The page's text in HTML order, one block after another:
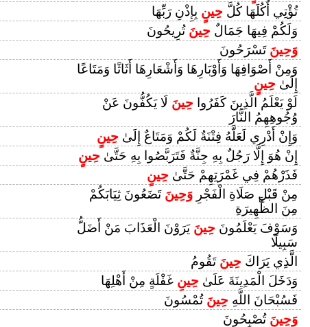
تُؤْتِي أُكُلَهَا كُلَّ حِينٍ بِإِذْنِ رَبِّهَا
وَلَكُمْ فِيهَا جَمَالٌ حِينَ تُرِيحُونَ
وَحِينَ تَسْرَحُونَ
وَمِنْ أَصْوَافِهَا وَأَوْبَارِهَا وَأَشْعَارِهَا أَثَاثًا وَمَتَاعًا
إِلَىٰ حِينٍ
لَوْ يَعْلَمُ الَّذِينَ كَفَرُوا حِينَ لَا يَكُفُّونَ عَنْ
وُجُوهِهِمُ النَّارَ
وَإِنْ أَدْرِي لَعَلَّهُ فِتْنَةٌ لَكُمْ وَمَتَاعٌ إِلَىٰ حِينٍ
إِنْ هُوَ إِلَّا رَجُلٌ بِهِ جِنَّةٌ فَتَرَبَّصُوا بِهِ حَتَّىٰ حِينٍ
فَذَرْهُمْ فِي غَمْرَتِهِمْ حَتَّىٰ حِينٍ
مِنْ قَبْلِ صَلَاةِ الْفَجْرِ وَحِينَ تَضَعُونَ ثِيَابَكُمْ
مِنَ الظَّهِيرَةِ
وَسَوْفَ يَعْلَمُونَ حِينَ يَرَوْنَ الْعَذَابَ مَنْ أَضَلُّ
سَبِيلًا
الَّذِي يَرَاكَ حِينَ تَقُومُ
وَدَخَلَ الْمَدِينَةَ عَلَىٰ حِينِ غَفْلَةٍ مِنْ أَهْلِهَا
فَسُبْحَانَ اللَّهِ حِينَ تُمْسُونَ
وَحِينَ تُصْبِحُونَ